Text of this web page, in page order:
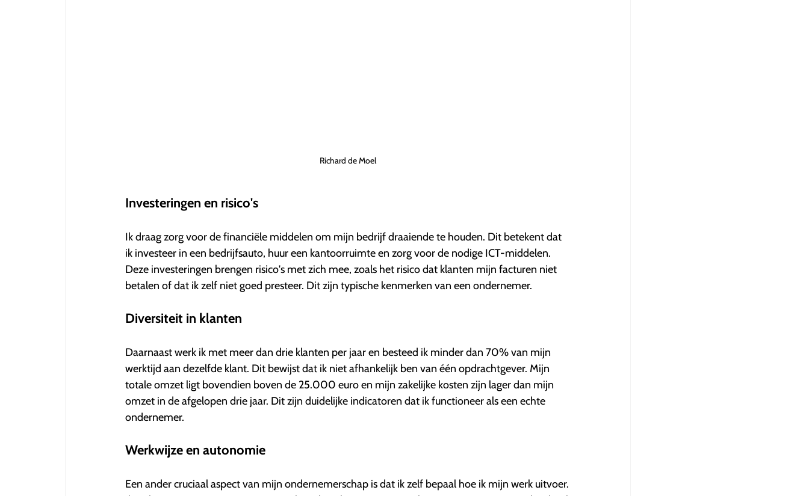
Richard de Moel
Investeringen en risico's
Ik draag zorg voor de financiële middelen om mijn bedrijf draaiende te houden. Dit betekent dat
ik investeer in een bedrijfsauto, huur een kantoorruimte en zorg voor de nodige ICT-middelen.
Deze investeringen brengen risico's met zich mee, zoals het risico dat klanten mijn facturen niet
betalen of dat ik zelf niet goed presteer. Dit zijn typische kenmerken van een ondernemer.
Diversiteit in klanten
Daarnaast werk ik met meer dan drie klanten per jaar en besteed ik minder dan 70% van mijn
werktijd aan dezelfde klant. Dit bewijst dat ik niet afhankelijk ben van één opdrachtgever. Mijn
totale omzet ligt bovendien boven de 25.000 euro en mijn zakelijke kosten zijn lager dan mijn
omzet in de afgelopen drie jaar. Dit zijn duidelijke indicatoren dat ik functioneer als een echte
ondernemer.
Werkwijze en autonomie
Een ander cruciaal aspect van mijn ondernemerschap is dat ik zelf bepaal hoe ik mijn werk uitvoer.